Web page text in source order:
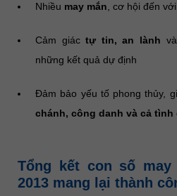
Nhiều may mắn, cơ hội đến
Cảm giáctự tin, an lành
những kết quả dự định
Đảm bảo yếu tố phong thủy,
chánh, công danh và cả tình
Tổng kết con số
2013 mang lại thành